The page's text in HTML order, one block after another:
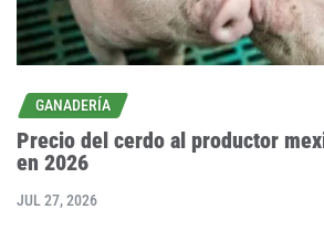
GANADERÍA
Precio del cerdo al productor
en 2026
JUL 27, 2026